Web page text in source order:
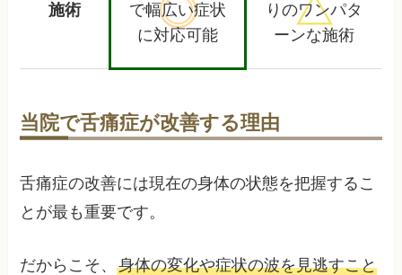
施術
で幅広い症状
に対応可能
りのワンパタ
ーンな施術
当院で舌痛症が改善する理由
舌痛症の改善には現在の身体の状態を把握するこ
とが最も重要です。
だからこそ、身体の変化や症状の波を見逃すこと